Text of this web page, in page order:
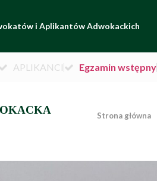
i Aplikantów Adwokackich
APLIKANCI Egzamin wstępny
Strona główna